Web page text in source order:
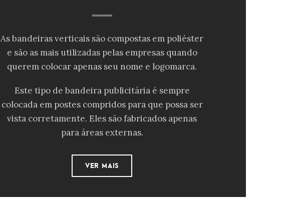
As bandeiras verticais são compostas em poliéster
e são as mais utilizadas pelas empresas quando
querem colocar apenas seu nome e logomarca.
Este tipo de bandeira publicitária é sempre
colocada em postes compridos para que possa ser
vista corretamente. Eles são fabricados apenas
para áreas externas.
VER MAIS